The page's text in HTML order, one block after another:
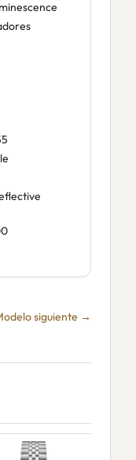
siguiente →